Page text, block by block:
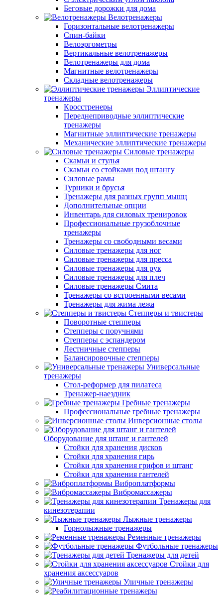
Беговые дорожки для дома
Велотренажеры
Горизонтальные велотренажеры
Спин-байки
Велоэргометры
Вертикальные велотренажеры
Велотренажеры для дома
Магнитные велотренажеры
Складные велотренажеры
Эллиптические
тренажеры
Кросстренеры
Переднеприводные эллиптические
тренажеры
Магнитные эллиптические тренажеры
Механические эллиптические тренажеры
Силовые тренажеры
Скамьи и стулья
Скамьи со стойками под штангу
Силовые рамы
Турники и брусья
Тренажеры для разных групп мышц
Дополнительные опции
Инвентарь для силовых тренировок
Профессиональные грузоблочные
тренажеры
Тренажеры со свободными весами
Силовые тренажеры для ног
Силовые тренажеры для пресса
Силовые тренажеры для рук
Силовые тренажеры для плеч
Силовые тренажеры Смита
Тренажеры со встроенными весами
Тренажеры для жима лежа
Степперы и твистеры
Поворотные степперы
Степперы с поручнями
Степперы с эспандером
Лестничные степперы
Балансировочные степперы
Универсальные
тренажеры
Стол-реформер для пилатеса
Тренажер-наездник
Гребные тренажеры
Профессиональные гребные тренажеры
Инверсионные столы
Оборудование для штанг и гантелей
Стойки для хранения дисков
Стойки для хранения гирь
Стойки для хранения грифов и штанг
Стойки для хранения гантелей
Виброплатформы
Вибромассажеры
Тренажеры для
кинезотерапии
Лыжные тренажеры
Горнолыжные тренажеры
Ременные тренажеры
Футбольные тренажеры
Тренажеры для детей
Стойки для
хранения аксессуаров
Уличные тренажеры